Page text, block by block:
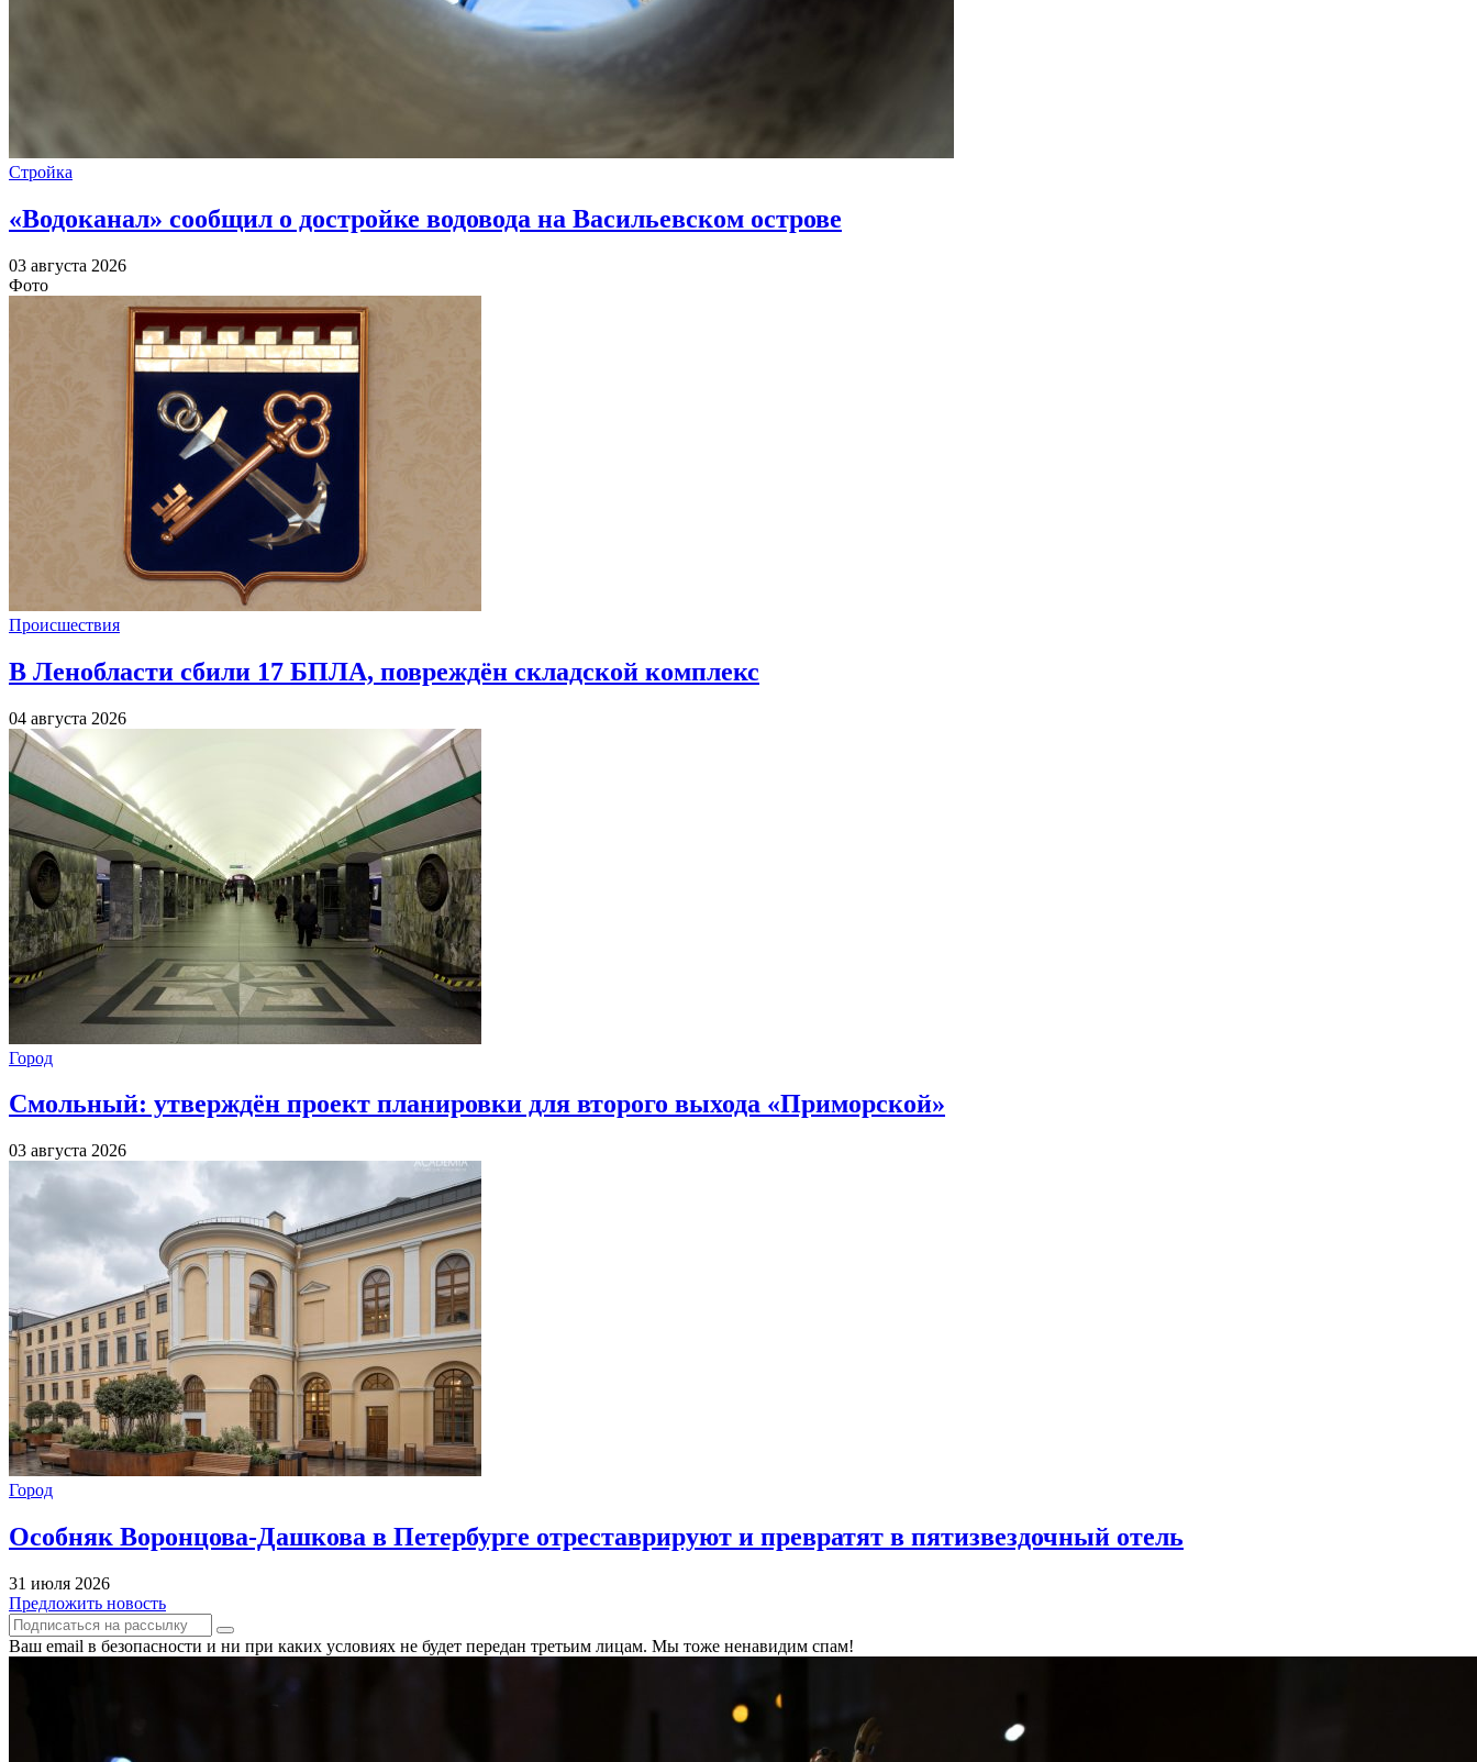
Стройка
«Водоканал» сообщил о достройке водовода на Васильевском острове
03 августа 2026
Фото
Происшествия
В Ленобласти сбили 17 БПЛА, повреждён складской комплекс
04 августа 2026
Город
Смольный: утверждён проект планировки для второго выхода «Приморской»
03 августа 2026
Город
Особняк Воронцова-Дашкова в Петербурге отреставрируют и превратят в пятизвездочный отель
31 июля 2026
Предложить новость
Ваш email в безопасности и ни при каких условиях не будет передан третьим лицам. Мы тоже ненавидим спам!